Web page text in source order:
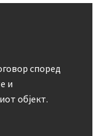
според
и
објект.